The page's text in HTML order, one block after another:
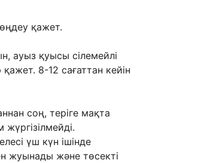
қажет.
ауыз қуысы сілемейлі
қажет. 8-12 сағаттан кейін
соң, теріге мақта
жүргізілмейді.
үш күн ішінде
жуынады жəне төсекті